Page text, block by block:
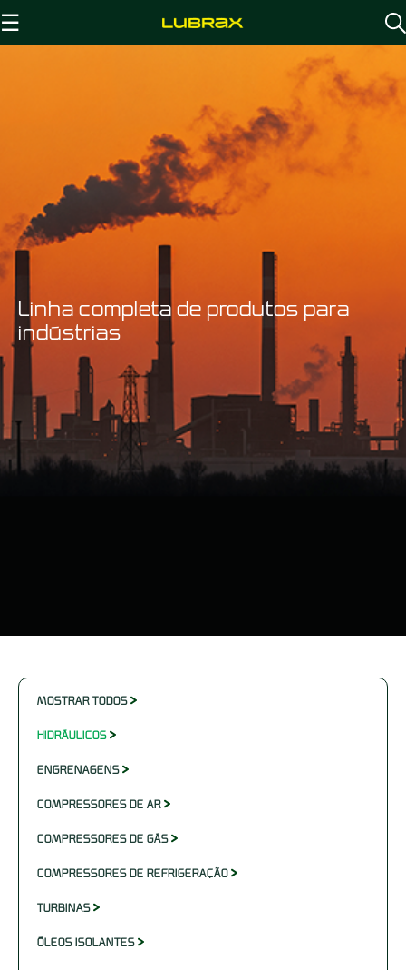
☰
Linha completa de produtos para
indústrias
MOSTRAR TODOS
HIDRÁULICOS
ENGRENAGENS
COMPRESSORES DE AR
COMPRESSORES DE GÁS
COMPRESSORES DE REFRIGERAÇÃO
TURBINAS
ÓLEOS ISOLANTES